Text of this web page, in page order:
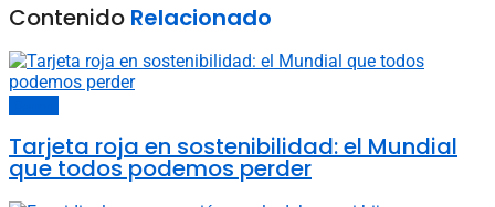
Contenido Relacionado
Tarjeta roja en sostenibilidad: el Mundial
que todos podemos perder